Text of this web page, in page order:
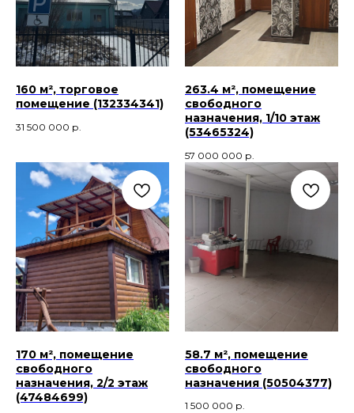
160 м², торговое
помещение (132334341)
31 500 000 р.
263.4 м², помещение
свободного
назначения, 1/10 этаж
(53465324)
57 000 000 р.
170 м², помещение
свободного
назначения, 2/2 этаж
(47484699)
58.7 м², помещение
свободного
назначения (50504377)
1 500 000 р.